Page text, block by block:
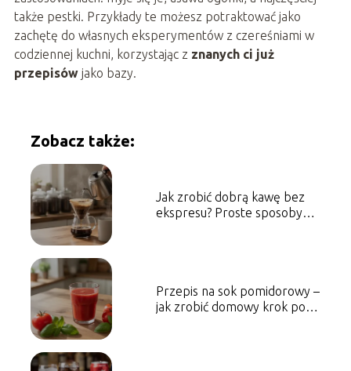
także pestki. Przykłady te możesz potraktować jako
zachętę do własnych eksperymentów z czereśniami w
codziennej kuchni, korzystając z znanych ci już
przepisówjako bazy.
Zobacz także:
Jak zrobić dobrą kawę bez
ekspresu? Proste sposoby
Przepis na sok pomidorowy –
jak zrobić domowy krok po